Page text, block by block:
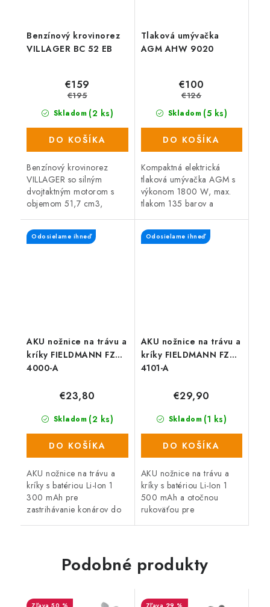
Benzínový krovinorez
VILLAGER BC 52 EB
Skladom (2 ks)
€159
€195
DO KOŠÍKA
Benzínový krovinorez
VILLAGER so silným
dvojtaktným motorom s
objemom 51,7 cm3,
25,5 cm, záber kosenia
strunou 45 cm, s "bike"
Tlaková umývačka
AGM AHW 9020
Skladom (5 ks)
€100
€126
DO KOŠÍKA
Kompaktná elektrická
tlaková umývačka AGM s
výkonom 1800 W, max.
tlakom 135 barov a
l/hodinu je ideálna pri
čistení povrchových
AKU nožnice na trávu a
kríky FIELDMANN FZN
4000-A
Odosielame ihneď
Skladom (2 ks)
€23,80
DO KOŠÍKA
AKU nožnice na trávu a
kríky s batériou Li-Ion 1
300 mAh pre
zastrihávanie konárov do
AKU nožnice na trávu a
kríky FIELDMANN FZN
4101-A
Odosielame ihneď
Skladom (1 ks)
€29,90
DO KOŠÍKA
AKU nožnice na trávu a
kríky s batériou Li-Ion 1
500 mAh a otočnou
rukoväťou pre
okrasných trávnikov.
Podobné produkty